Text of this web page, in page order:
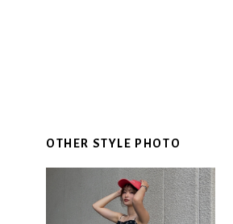
OTHER STYLE PHOTO